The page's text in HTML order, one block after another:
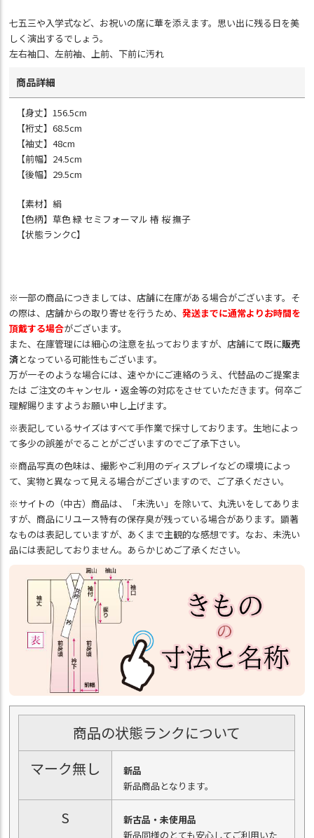
七五三や入学式など、お祝いの席に華を添えます。思い出に残る日を美
しく演出するでしょう。
左右袖口、左前袖、上前、下前に汚れ
商品詳細
【身丈】156.5cm
【裄丈】68.5cm
【袖丈】48cm
【前幅】24.5cm
【後幅】29.5cm
【素材】絹
【色柄】草色 緑 セミフォーマル 椿 桜 撫子
【状態ランクC】
※一部の商品につきましては、店舗に在庫がある場合がございます。そ
の際は、店舗からの取り寄せを行うため、発送までに通常よりお時間を
頂戴する場合がございます。
また、在庫管理には細心の注意を払っておりますが、店舗にて既に販売
済となっている可能性もございます。
万が一そのような場合には、速やかにご連絡のうえ、代替品のご提案ま
たは ご注文のキャンセル・返金等の対応をさせていただきます。何卒ご
理解賜りますようお願い申し上げます。
※表記しているサイズはすべて手作業で採寸しております。生地によっ
て多少の誤差がでることがございますのでご了承下さい。
※商品写真の色味は、撮影やご利用のディスプレイなどの環境によっ
て、実物と異なって見える場合がございますので、ご了承ください。
※サイトの（中古）商品は、「未洗い」を除いて、丸洗いをしてありま
すが、商品にリユース特有の保存臭が残っている場合があります。顕著
なものは表記していますが、あくまで主観的な感想です。なお、未洗い
品には表記しておりません。あらかじめご了承ください。
商品の状態ランクについて
マーク無し
新品
新品商品となります。
S
新古品・未使用品
新品同様のとても安心してご利用いた